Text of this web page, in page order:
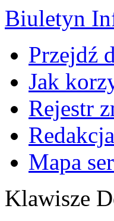
Biuletyn
Przejdź
Jak
Rejestr
Mapa
Klawisze